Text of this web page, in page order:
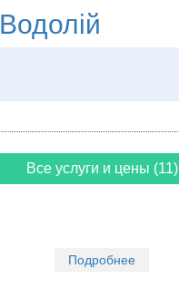
Водолій
Все услуги и цены (11)
Подробнее